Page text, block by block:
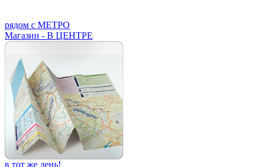
рядом с МЕТРО
Магазин - В ЦЕНТРЕ
в тот же день!